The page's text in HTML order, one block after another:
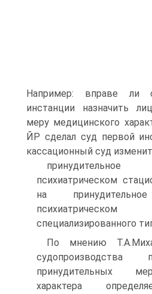
Например: вправе ли
инстанции назначить
меру медицинского
ЙР сделал суд первой
кассационный суд
психиатрическом
на
специализированного
По мнению
принудительных
характера